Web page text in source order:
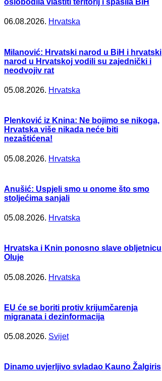
oslobodila vlastiti teritorij i spasila BiH
06.08.2026. Hrvatska
Milanović: Hrvatski narod u BiH i hrvatski
narod u Hrvatskoj vodili su zajednički i
neodvojiv rat
05.08.2026. Hrvatska
Plenković iz Knina: Ne bojimo se nikoga,
Hrvatska više nikada neće biti
nezaštićena!
05.08.2026. Hrvatska
Anušić: Uspjeli smo u onome što smo
stoljećima sanjali
05.08.2026. Hrvatska
Hrvatska i Knin ponosno slave obljetnicu
Oluje
05.08.2026. Hrvatska
EU će se boriti protiv krijumčarenja
migranata i dezinformacija
05.08.2026. Svijet
Dinamo uvjerljivo svladao Kauno Žalgiris